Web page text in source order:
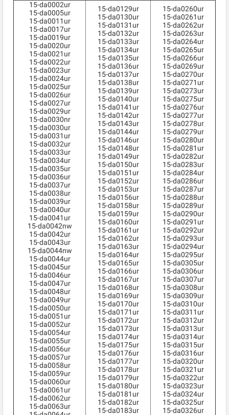
15-da0002ur
15-da0005ur
15-da0011ur
15-da0017ur
15-da0019ur
15-da0020ur
15-da0021ur
15-da0022ur
15-da0023ur
15-da0024ur
15-da0025ur
15-da0026ur
15-da0027ur
15-da0029ur
15-da0030nr
15-da0030ur
15-da0031ur
15-da0032ur
15-da0033ur
15-da0034ur
15-da0035ur
15-da0036ur
15-da0037ur
15-da0038ur
15-da0039ur
15-da0040ur
15-da0041ur
15-da0042nw
15-da0042ur
15-da0043ur
15-da0044nw
15-da0044ur
15-da0045ur
15-da0046ur
15-da0047ur
15-da0048ur
15-da0049ur
15-da0050ur
15-da0051ur
15-da0052ur
15-da0054ur
15-da0055ur
15-da0056ur
15-da0057ur
15-da0058ur
15-da0059ur
15-da0060ur
15-da0061ur
15-da0062ur
15-da0063ur
15-da0129ur
15-da0130ur
15-da0131ur
15-da0132ur
15-da0133ur
15-da0134ur
15-da0135ur
15-da0136ur
15-da0137ur
15-da0138ur
15-da0139ur
15-da0140ur
15-da0141ur
15-da0142ur
15-da0143ur
15-da0144ur
15-da0146ur
15-da0148ur
15-da0149ur
15-da0150ur
15-da0151ur
15-da0152ur
15-da0153ur
15-da0156ur
15-da0158ur
15-da0159ur
15-da0160ur
15-da0161ur
15-da0162ur
15-da0163ur
15-da0164ur
15-da0165ur
15-da0166ur
15-da0167ur
15-da0168ur
15-da0169ur
15-da0170ur
15-da0171ur
15-da0172ur
15-da0173ur
15-da0174ur
15-da0175ur
15-da0176ur
15-da0177ur
15-da0178ur
15-da0179ur
15-da0180ur
15-da0181ur
15-da0182ur
15-da0183ur
15-da0260ur
15-da0261ur
15-da0262ur
15-da0263ur
15-da0264ur
15-da0265ur
15-da0266ur
15-da0269ur
15-da0270ur
15-da0271ur
15-da0273ur
15-da0275ur
15-da0276ur
15-da0277ur
15-da0278ur
15-da0279ur
15-da0280ur
15-da0281ur
15-da0282ur
15-da0283ur
15-da0284ur
15-da0286ur
15-da0287ur
15-da0288ur
15-da0289ur
15-da0290ur
15-da0291ur
15-da0292ur
15-da0293ur
15-da0294ur
15-da0295ur
15-da0305ur
15-da0306ur
15-da0307ur
15-da0308ur
15-da0309ur
15-da0310ur
15-da0311ur
15-da0312ur
15-da0313ur
15-da0314ur
15-da0315ur
15-da0316ur
15-da0320ur
15-da0321ur
15-da0322ur
15-da0323ur
15-da0324ur
15-da0325ur
15-da0326ur